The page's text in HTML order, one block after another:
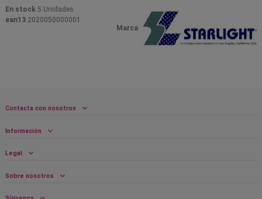
Marca
En stock 5 Unidades
ean13 2020050000001
Contacta con nosotros
Información
Legal
Sobre nosotros